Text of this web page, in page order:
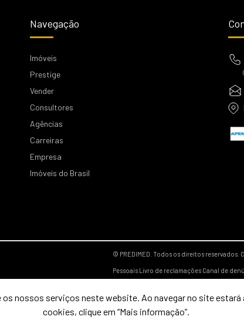
Navegação
Imóveis
Prestige
Vender
Consultores
Agências
Carreiras
Empresa
Imóveis do Brasil
© PREDIMED. Todos os direitos reservados.
PessoaisLivro de reclamações Canal de
nossos serviços neste website. Ao navegar no site
cookies, clique em “Mais informação”.